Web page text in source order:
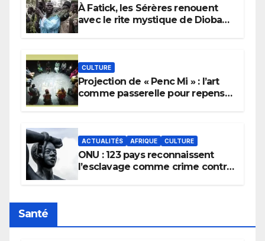
À Fatick, les Sérères renouent
avec le rite mystique de Diobaye
CULTURE
Projection de « Penc Mi » : l’art
comme passerelle pour repenser
ACTUALITÉS AFRIQUE CULTURE
ONU : 123 pays reconnaissent
l’esclavage comme crime contre
Santé